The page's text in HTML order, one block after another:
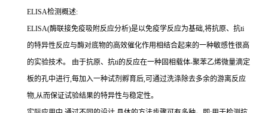
ELISA检测概述:
ELISA(酶联接免疫吸附反应分析)是以免疫学反应为基础,将抗原、 抗ti
的特异性反应与酶对底物的高效催化作用相结合起来的一种敏感性很高
的实验技术。
由于抗原、 抗ti的反应在一种固相载体-聚苯乙烯微量滴定
板的孔中进行,每加入一种试剂孵育后,可通过洗涤除去多余的游离反应
物,从而保证试验结果的特异性与稳定性。